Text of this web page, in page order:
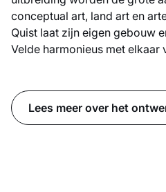
conceptual art, land art en
Quist laat zijn eigen gebouw
Velde harmonieus met elkaar
Lees meer over het